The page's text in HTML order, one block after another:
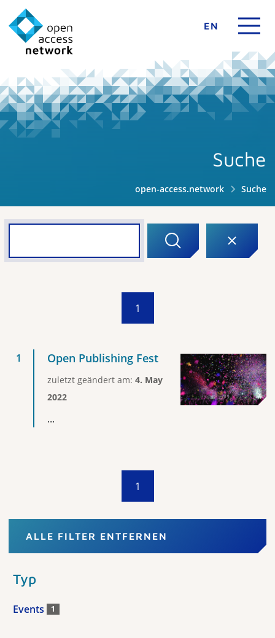
EN
Suche
open-access.network Suche
1
Open Publishing Fest
zuletzt geändert am: 4. May
2022
...
1
ALLE FILTER ENTFERNEN
Typ
Events 1